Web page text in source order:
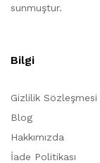
sunmuştur.
Bilgi
Gizlilik Sözleşmesi
Blog
Hakkımızda
İade Politikası